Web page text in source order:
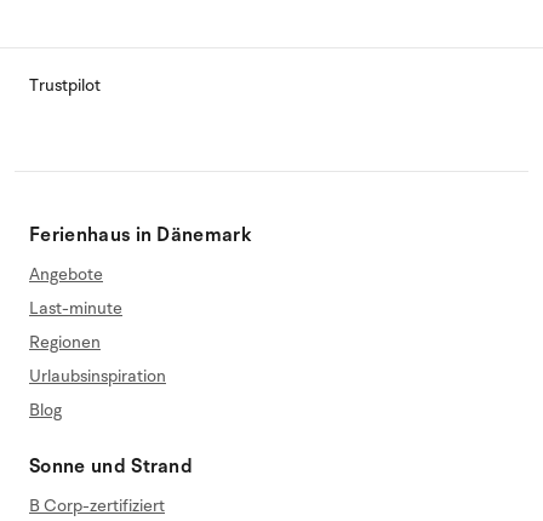
Trustpilot
Ferienhaus in Dänemark
Angebote
Last-minute
Regionen
Urlaubsinspiration
Blog
Sonne und Strand
B Corp-zertifiziert